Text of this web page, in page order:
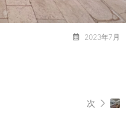
2023年7月
次